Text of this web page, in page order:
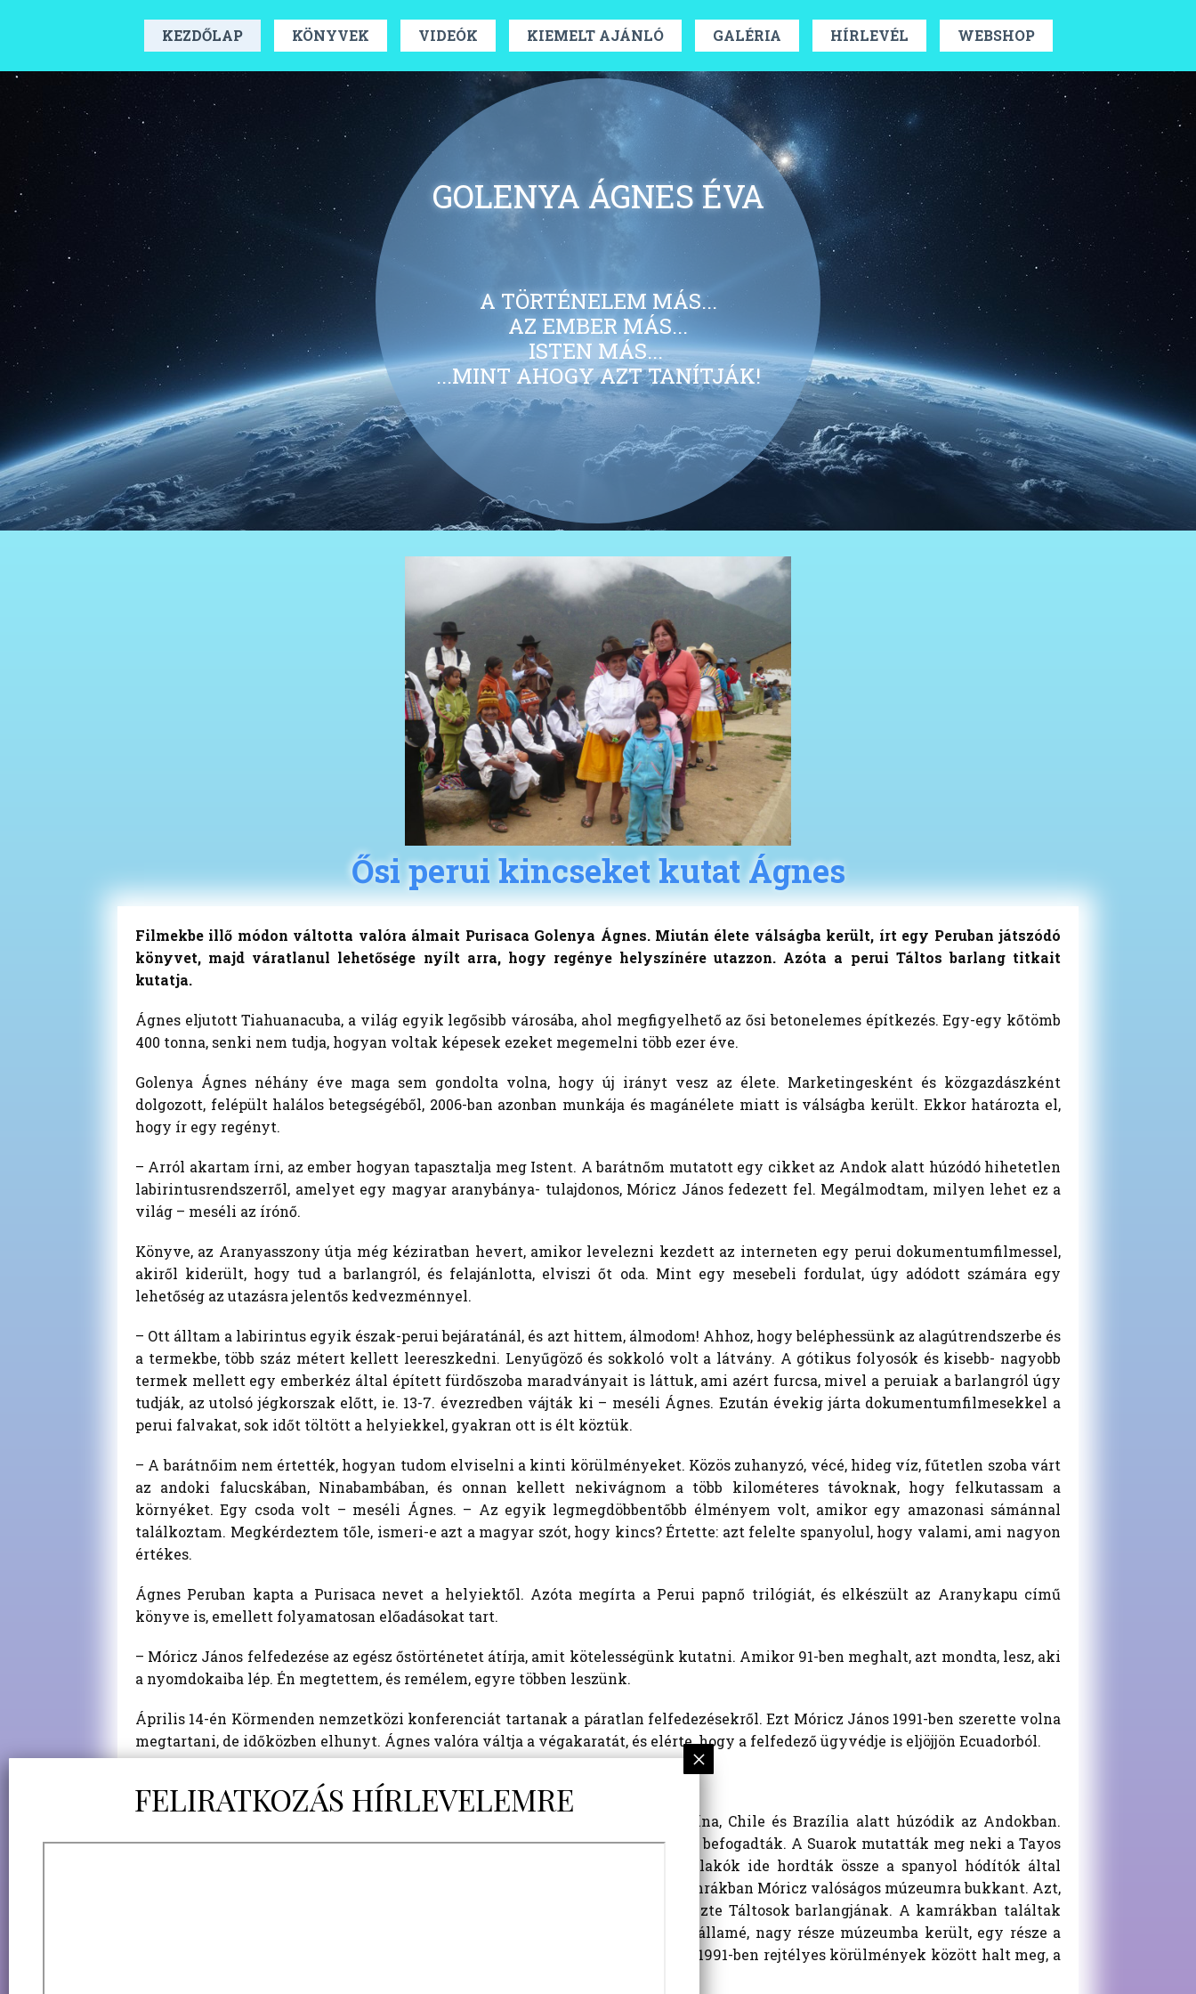
KEZDŐLAP KÖNYVEK VIDEÓK KIEMELT AJÁNLÓ GALÉRIA HÍRLEVÉL WEBSHOP
GOLENYA ÁGNES ÉVA
A TÖRTÉNELEM MÁS...
AZ EMBER MÁS...
ISTEN MÁS...
...MINT AHOGY AZT TANÍTJÁK!
Ősi perui kincseket kutat Ágnes
Filmekbe illő módon váltotta valóra álmait Purisaca Golenya Ágnes. Miután élete válságba került, írt egy Peruban játszódó
könyvet, majd váratlanul lehetősége nyílt arra, hogy regénye helyszínére utazzon. Azóta a perui Táltos barlang titkait
kutatja.
Ágnes eljutott Tiahuanacuba, a világ egyik legősibb városába, ahol megfigyelhető az ősi betonelemes építkezés. Egy-egy kőtömb
400 tonna, senki nem tudja, hogyan voltak képesek ezeket megemelni több ezer éve.
Golenya Ágnes néhány éve maga sem gondolta volna, hogy új irányt vesz az élete. Marketingesként és közgazdászként
dolgozott, felépült halálos betegségéből, 2006-ban azonban munkája és magánélete miatt is válságba került. Ekkor határozta el,
hogy ír egy regényt.
– Arról akartam írni, az ember hogyan tapasztalja meg Istent. A barátnőm mutatott egy cikket az Andok alatt húzódó hihetetlen
labirintusrendszerről, amelyet egy magyar aranybánya- tulajdonos, Móricz János fedezett fel. Megálmodtam, milyen lehet ez a
világ – meséli az írónő.
Könyve, az Aranyasszony útja még kéziratban hevert, amikor levelezni kezdett az interneten egy perui dokumentumfilmessel,
akiről kiderült, hogy tud a barlangról, és felajánlotta, elviszi őt oda. Mint egy mesebeli fordulat, úgy adódott számára egy
lehetőség az utazásra jelentős kedvezménnyel.
– Ott álltam a labirintus egyik észak-perui bejáratánál, és azt hittem, álmodom! Ahhoz, hogy beléphessünk az alagútrendszerbe és
a termekbe, több száz métert kellett leereszkedni. Lenyűgöző és sokkoló volt a látvány. A gótikus folyosók és kisebb- nagyobb
termek mellett egy emberkéz által épített fürdőszoba maradványait is láttuk, ami azért furcsa, mivel a peruiak a barlangról úgy
tudják, az utolsó jégkorszak előtt, ie. 13-7. évezredben vájták ki – meséli Ágnes. Ezután évekig járta dokumentumfilmesekkel a
perui falvakat, sok időt töltött a helyiekkel, gyakran ott is élt köztük.
– A barátnőim nem értették, hogyan tudom elviselni a kinti körülményeket. Közös zuhanyzó, vécé, hideg víz, fűtetlen szoba várt
az andoki falucskában, Ninabambában, és onnan kellett nekivágnom a több kilométeres távoknak, hogy felkutassam a
környéket. Egy csoda volt – meséli Ágnes. – Az egyik legmegdöbbentőbb élményem volt, amikor egy amazonasi sámánnal
találkoztam. Megkérdeztem tőle, ismeri-e azt a magyar szót, hogy kincs? Értette: azt felelte spanyolul, hogy valami, ami nagyon
értékes.
Ágnes Peruban kapta a Purisaca nevet a helyiektől. Azóta megírta a Perui papnő trilógiát, és elkészült az Aranykapu című
könyve is, emellett folyamatosan előadásokat tart.
– Móricz János felfedezése az egész őstörténetet átírja, amit kötelességünk kutatni. Amikor 91-ben meghalt, azt mondta, lesz, aki
a nyomdokaiba lép. Én megtettem, és remélem, egyre többen leszünk.
Április 14-én Körmenden nemzetközi konferenciát tartanak a páratlan felfedezésekről. Ezt Móricz János 1991-ben szerette volna
megtartani, de időközben elhunyt. Ágnes valóra váltja a végakaratát, és elérte, hogy a felfedező ügyvédje is eljöjjön Ecuadorból.
Vitatják a magyar kutató felfedezését
A hatalmas mesterséges labirintusrendszer Kolumbia, Ecuador, Peru, Argentína, Chile és Brazília alatt húzódik az Andokban.
Móricz János magyar származású kutatót az Andok hegyei között élő törzsek befogadták. A Suarok mutatták meg neki a Tayos
barlangot, amelynek értékeit generációkon át őrizték. Móricz szerint az őslakók ide hordták össze a spanyol hódítók által
veszélyeztetett kincseket. Csak a beavatottak, a „Naposok” léphettek be. A kamrákban Móricz valóságos múzeumra bukkant. Azt,
ahol az aranylemezekre vésett, rovásos könyvtárat, szobrokat találta, elnevezte Táltosok barlangjának. A kamrákban találtak
több ezer arany- és rézlapot, melyekre furcsa jeleket véstek. A kincs ma az államé, nagy része múzeumba került, egy része a
barlangban maradt, ahová ma is csak engedéllyel lehet belépni. Móricz János 1991-ben rejtélyes körülmények között halt meg, a